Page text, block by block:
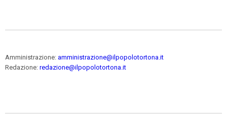
Amministrazione: amministrazione@ilpopolotortona.it
Redazione: redazione@ilpopolotortona.it